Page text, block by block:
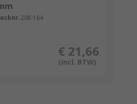
208-164
€ 21,66
(incl. BTW)